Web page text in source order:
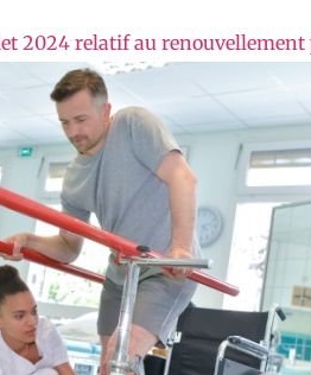
2024 relatif au renouvellement